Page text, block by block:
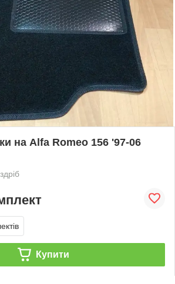
на Alfa Romeo 156 '97-06
Купити